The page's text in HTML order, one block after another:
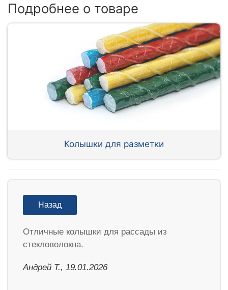
Подробнее о товаре
Колышки для разметки
Назад
Отличные колышки для рассады из
стекловолокна.
Андрей Т., 19.01.2026